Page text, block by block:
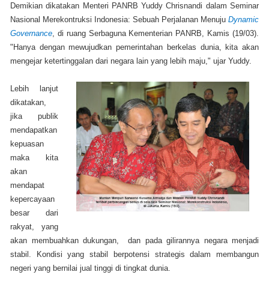
Demikian dikatakan Menteri PANRB Yuddy Chrisnandi dalam Seminar
Nasional Merekontruksi Indonesia: Sebuah Perjalanan Menuju Dynamic
Governance , di ruang Serbaguna Kementerian PANRB, Kamis (19/03).
"Hanya dengan mewujudkan pemerintahan berkelas dunia, kita akan
mengejar ketertinggalan dari negara lain yang lebih maju," ujar Yuddy.
Lebih lanjut
dikatakan,
jika publik
mendapatkan
kepuasan
maka kita
akan
mendapat
kepercayaan
besar dari
rakyat, yang
akan membuahkan dukungan, dan pada gilirannya negara menjadi
stabil. Kondisi yang stabil berpotensi strategis dalam membangun
negeri yang bernilai jual tinggi di tingkat dunia.